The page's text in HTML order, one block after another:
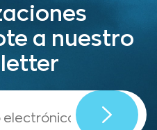
a nuestro
,